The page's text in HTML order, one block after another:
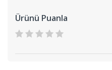
Ürünü Puanla